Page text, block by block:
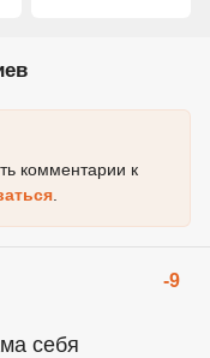
комментарии к
-9
себя